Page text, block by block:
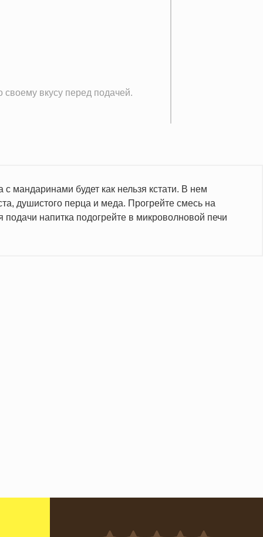
своему вкусу перед подачей.
с мандаринами будет как нельзя кстати. В нем
душистого перца и меда. Прогрейте смесь на
напитка подогрейте в микроволновой печи